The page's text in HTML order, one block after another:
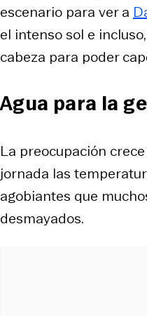
escenario para ver a
el intenso sol e
cabeza para poder
Agua para la
La preocupación
jornada las
agobiantes que
desmayados.